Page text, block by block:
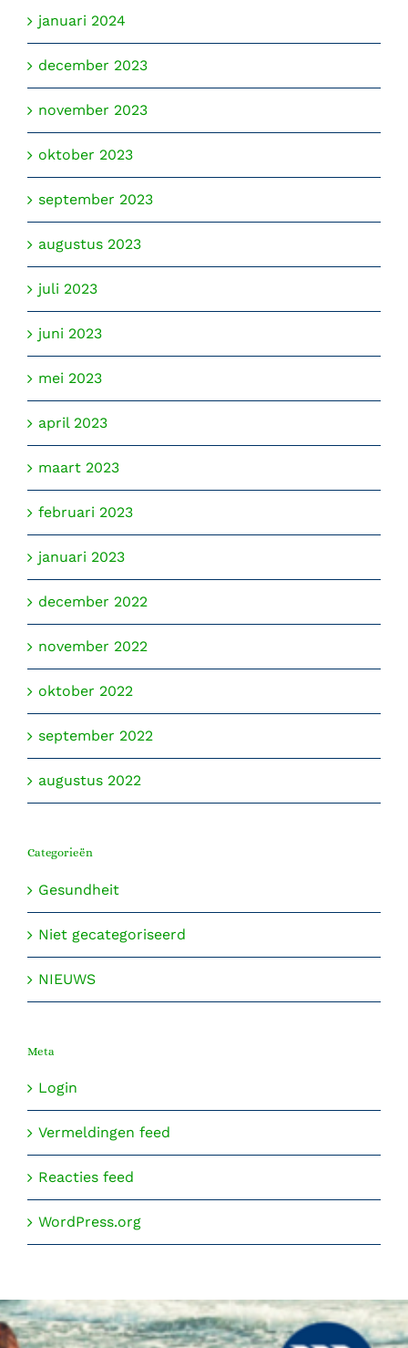
januari 2024
december 2023
november 2023
oktober 2023
september 2023
augustus 2023
juli 2023
juni 2023
mei 2023
april 2023
maart 2023
februari 2023
januari 2023
december 2022
november 2022
oktober 2022
september 2022
augustus 2022
Categorieën
Gesundheit
Niet gecategoriseerd
NIEUWS
Meta
Login
Vermeldingen feed
Reacties feed
WordPress.org